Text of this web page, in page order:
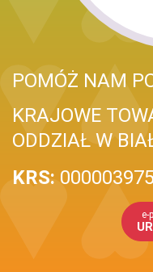
POMÓŻ NAM
KRAJOWE
ODDZIAŁ W
KRS:
e-